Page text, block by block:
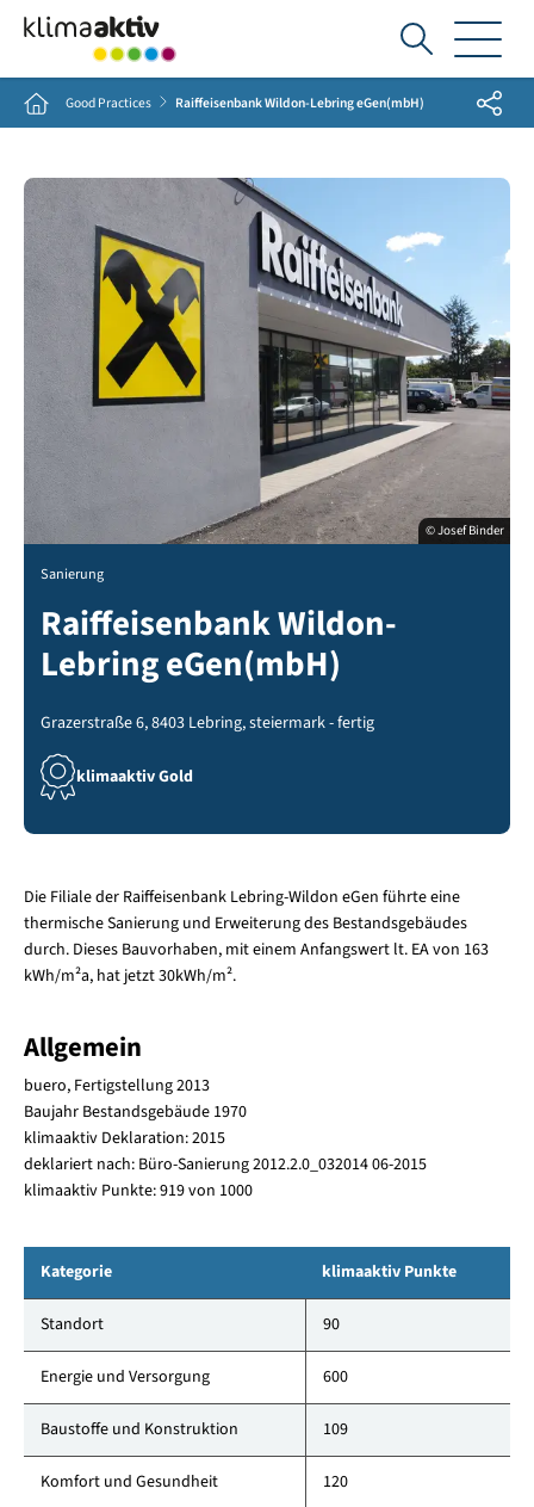
Ich
suche...
Home Good Practices Raiffeisenbank Wildon-Lebring eGen(mbH) Share
© Josef Binder
Sanierung
Raiffeisenbank Wildon-
Lebring eGen(mbH)
Grazerstraße 6, 8403 Lebring, steiermark - fertig
klimaaktiv Gold
Die Filiale der Raiffeisenbank Lebring-Wildon eGen führte eine
thermische Sanierung und Erweiterung des Bestandsgebäudes
durch. Dieses Bauvorhaben, mit einem Anfangswert lt. EA von 163
kWh/m²a, hat jetzt 30kWh/m².
Allgemein
buero, Fertigstellung 2013
Baujahr Bestandsgebäude 1970
klimaaktiv Deklaration: 2015
deklariert nach: Büro-Sanierung 2012.2.0_032014 06-2015
klimaaktiv Punkte: 919 von 1000
Kategorie klimaaktiv Punkte
Standort 90
Energie und Versorgung 600
Baustoffe und Konstruktion 109
Komfort und Gesundheit 120